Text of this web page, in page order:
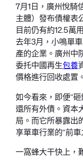
7月1日，廣州悅騎
主體）發布債權表
目前仍有約12.5萬
去年3月，小鳴單
產的企業。廣州中
委托中國再生包養
價格進行回收處置。
如今看來，即便“
還所有外債。資本
局。而它所暴露出
享單車行業的“前車
一窩蜂大干快上，